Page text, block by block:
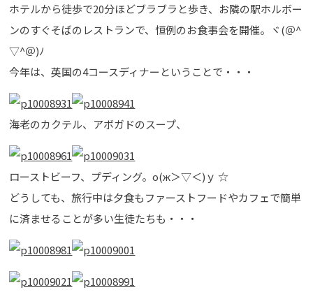
ホテルから徒歩で20分ほどブラブラと歩き、お隣の駅ホルボー
ンのすぐそばのレストランで、恒例のお食事会を開催。ヾ(＠^
▽^＠)ﾉ
今年は、英国の4コースディナーということで・・・
海老のカクテル、アボガドのスープ、
ローストビーフ、プディング。о(ж＞▽＜)ｙ ☆
どうしても、旅行中は夕食もファーストフードやカフェで簡単
に済ませることが多い生徒たちも・・・